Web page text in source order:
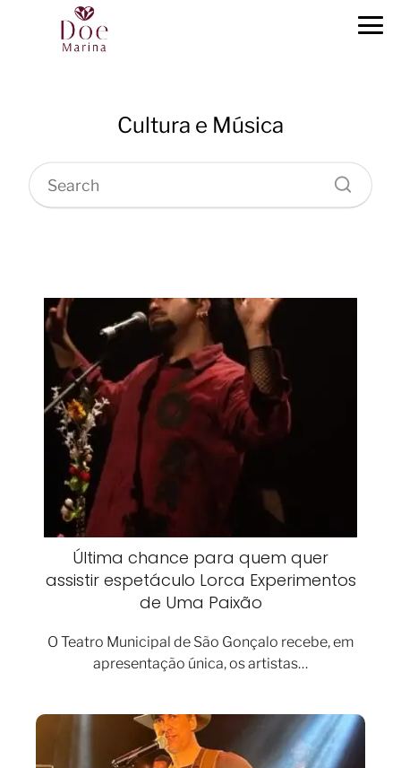
Cultura e Música
Última chance para quem quer
assistir espetáculo Lorca Experimentos
de Uma Paixão
O Teatro Municipal de São Gonçalo recebe, em
apresentação única, os artistas…